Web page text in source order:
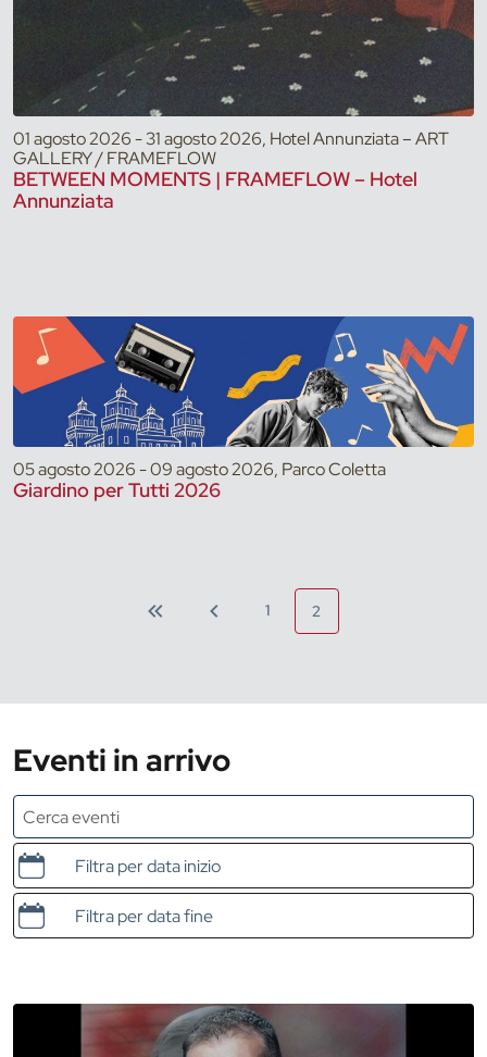
01 agosto 2026 - 31 agosto 2026, Hotel Annunziata – ART
GALLERY / FRAMEFLOW
BETWEEN MOMENTS | FRAMEFLOW – Hotel
Annunziata
05 agosto 2026 - 09 agosto 2026, Parco Coletta
Giardino per Tutti 2026
1 2
Eventi in arrivo
Data e ora di inizio
Data e ora di fine